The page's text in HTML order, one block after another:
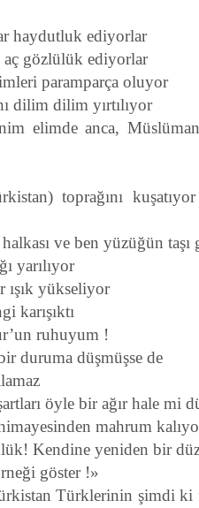
haydutluk ediyorlar
aç gözlülük ediyorlar
paramparça oluyor
dilim dilim yırtılıyor
elimde anca,
toprağını
ve ben yüzüğün
yarılıyor
ışık yükseliyor
karışıktı
ruhuyum !
duruma düşmüşse de
öyle bir ağır hale mi
mahrum
Kendine yeniden bir
göster !»
Türklerinin şimdi ki